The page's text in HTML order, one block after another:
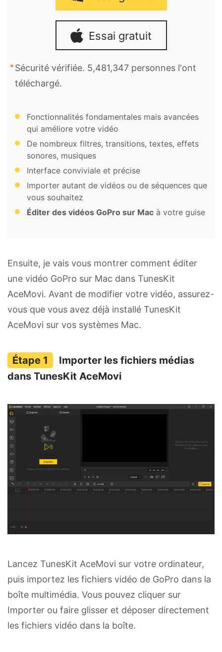
Essai gratuit
Sécurité vérifiée. 5,481,347 personnes l'ont
téléchargé.
Fonctionnalités fondamentales mais avancées
qui améliore votre vidéo
De nombreux filtres, transitions, textes, effets
sonores, musiques
Interface conviviale et précise
Importer autant de vidéos ou de séquences que
vous souhaitez
Éditer des vidéos GoPro sur Mac à votre guise
Ensuite, je vais vous montrer comment éditer
une vidéo GoPro sur Mac dans TunesKit
AceMovi. Avant de modifier votre vidéo, assurez-
vous que vous avez déjà installé TunesKit
AceMovi sur vos systèmes Mac.
Importer les fichiers médias
dans TunesKit AceMovi
Lancez TunesKit AceMovi sur votre ordinateur,
puis importez les fichiers vidéo de GoPro dans la
boîte multimédia. Vous pouvez cliquer sur
Importer ou faire glisser et déposer directement
les fichiers vidéo dans la boîte.